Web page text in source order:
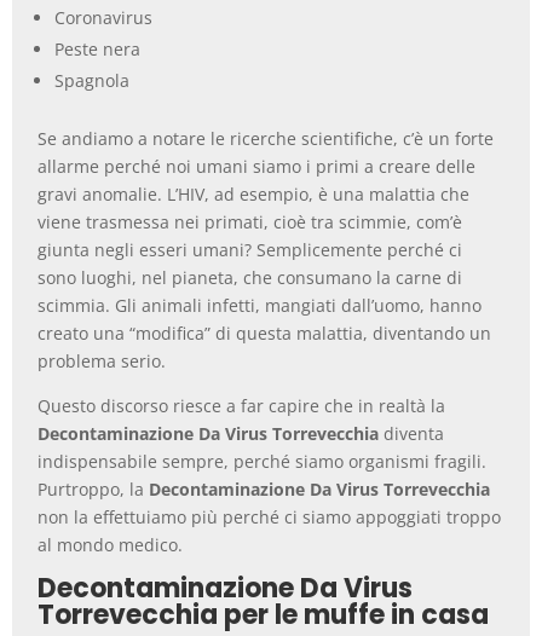
Coronavirus
Peste nera
Spagnola
Se andiamo a notare le ricerche scientifiche, c’è un forte
allarme perché noi umani siamo i primi a creare delle
gravi anomalie. L’HIV, ad esempio, è una malattia che
viene trasmessa nei primati, cioè tra scimmie, com’è
giunta negli esseri umani? Semplicemente perché ci
sono luoghi, nel pianeta, che consumano la carne di
scimmia. Gli animali infetti, mangiati dall’uomo, hanno
creato una “modifica” di questa malattia, diventando un
problema serio.
Questo discorso riesce a far capire che in realtà la
Decontaminazione Da Virus Torrevecchia diventa
indispensabile sempre, perché siamo organismi fragili.
Purtroppo, la Decontaminazione Da Virus Torrevecchia
non la effettuiamo più perché ci siamo appoggiati troppo
al mondo medico.
Decontaminazione Da Virus
Torrevecchia per le muffe in casa